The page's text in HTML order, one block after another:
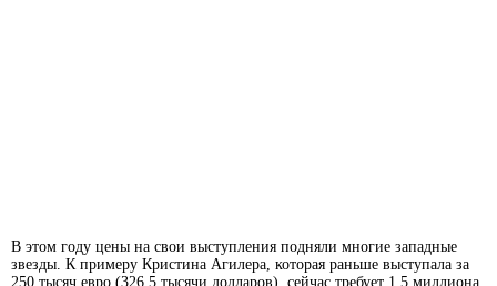
В этом году цены на свои выступления подняли многие западные
звезды. К примеру Кристина Агилера, которая раньше выступала за
250 тысяч евро (326,5 тысячи долларов), сейчас требует 1,5 миллиона